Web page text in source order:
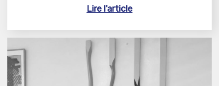
Lire l'article